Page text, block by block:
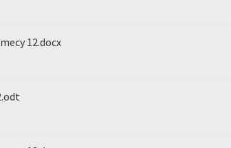
12.docx